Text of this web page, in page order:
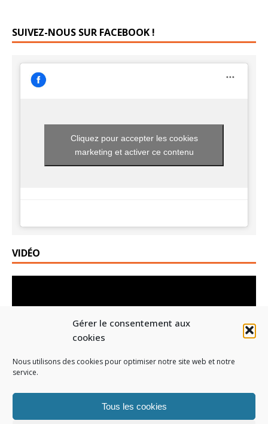
Gérer le consentement aux
cookies
Nous utilisons des cookies pour optimiser notre site web et notre
service.
Tous les cookies
SUIVEZ-NOUS SUR FACEBOOK !
Cliquez pour accepter les cookies
marketing et activer ce contenu
VIDÉO